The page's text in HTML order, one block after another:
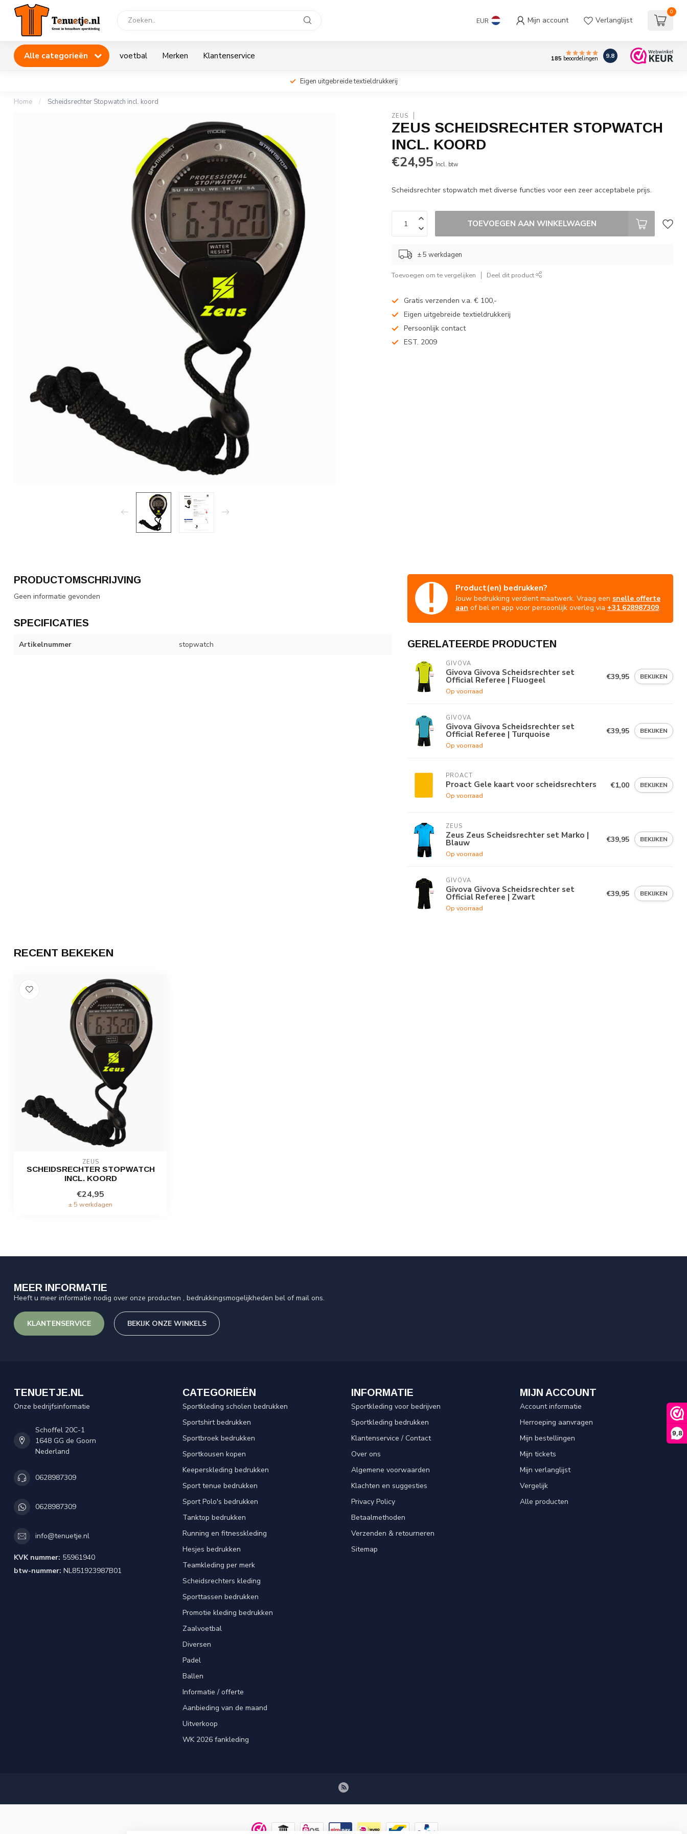
9,8
EUR Mijn account Verlanglijst
0
Alle categorieën voetbal Merken Klantenservice 185 beoordelingen 9.8
Eigen uitgebreide textieldrukkerij
Home / Scheidsrechter Stopwatch incl. koord
ZEUS
ZEUS SCHEIDSRECHTER STOPWATCH
INCL. KOORD
€24,95 Incl. btw
Scheidsrechter stopwatch met diverse functies voor een zeer acceptabele prijs.
TOEVOEGEN AAN WINKELWAGEN
± 5 werkdagen
Toevoegen om te vergelijken Deel dit product
Gratis verzenden v.a. € 100,-
Eigen uitgebreide textieldrukkerij
Persoonlijk contact
EST. 2009
PRODUCTOMSCHRIJVING
Geen informatie gevonden
SPECIFICATIES
Artikelnummer stopwatch
Product(en) bedrukken?
Jouw bedrukking verdient maatwerk. Vraag een snelle offerte
aan of bel en app voor persoonlijk overleg via +31 628987309.
GERELATEERDE PRODUCTEN
GIVOVA
Givova Givova Scheidsrechter set
Official Referee | Fluogeel
Op voorraad
€39,95 BEKIJKEN
GIVOVA
Givova Givova Scheidsrechter set
Official Referee | Turquoise
Op voorraad
€39,95 BEKIJKEN
PROACT
Proact Gele kaart voor scheidsrechters
Op voorraad
€1,00 BEKIJKEN
ZEUS
Zeus Zeus Scheidsrechter set Marko |
Blauw
Op voorraad
€39,95 BEKIJKEN
GIVOVA
Givova Givova Scheidsrechter set
Official Referee | Zwart
Op voorraad
€39,95 BEKIJKEN
RECENT BEKEKEN
ZEUS
SCHEIDSRECHTER STOPWATCH
INCL. KOORD
€24,95
± 5 werkdagen
MEER INFORMATIE
Heeft u meer informatie nodig over onze producten , bedrukkingsmogelijkheden bel of mail ons.
KLANTENSERVICE BEKIJK ONZE WINKELS
TENUETJE.NL
Onze bedrijfsinformatie
Schoffel 20C-1
1648 GG de Goorn
Nederland
0628987309
0628987309
info@tenuetje.nl
KVK nummer: 55961940
btw-nummer: NL851923987B01
CATEGORIEËN
Sportkleding scholen bedrukken
Sportshirt bedrukken
Sportbroek bedrukken
Sportkousen kopen
Keeperskleding bedrukken
Sport tenue bedrukken
Sport Polo's bedrukken
Tanktop bedrukken
Running en fitnesskleding
Hesjes bedrukken
Teamkleding per merk
Scheidsrechters kleding
Sporttassen bedrukken
Promotie kleding bedrukken
Zaalvoetbal
Diversen
Padel
Ballen
Informatie / offerte
Aanbieding van de maand
Uitverkoop
WK 2026 fankleding
INFORMATIE
Sportkleding voor bedrijven
Sportkleding bedrukken
Klantenservice / Contact
Over ons
Algemene voorwaarden
Klachten en suggesties
Privacy Policy
Betaalmethoden
Verzenden & retourneren
Sitemap
MIJN ACCOUNT
Account informatie
Herroeping aanvragen
Mijn bestellingen
Mijn tickets
Mijn verlanglijst
Vergelijk
Alle producten